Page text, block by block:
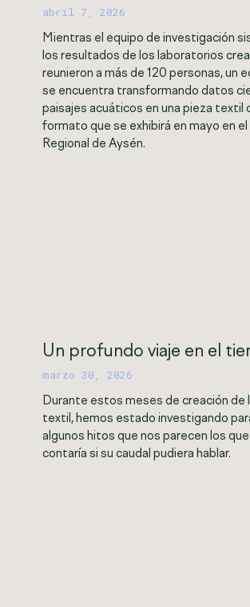
abril 7, 2026
Mientras el equipo de investigación
los resultados de los laboratorios
reunieron a más de 120 personas, un
se encuentra transformando datos
paisajes acuáticos en una pieza textil
formato que se exhibirá en mayo en
Regional de Aysén.
Un profundo viaje en el
marzo 30, 2026
Durante estos meses de creación de
textil, hemos estado investigando
algunos hitos que nos parecen los que
contaría si su caudal pudiera hablar.